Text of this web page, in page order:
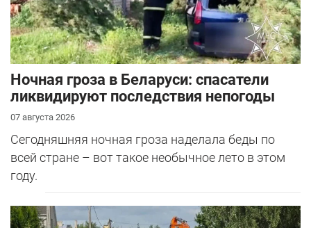
Ночная гроза в Беларуси: спасатели
ликвидируют последствия непогоды
07 августа 2026
Сегодняшняя ночная гроза наделала беды по
всей стране – вот такое необычное лето в этом
году.